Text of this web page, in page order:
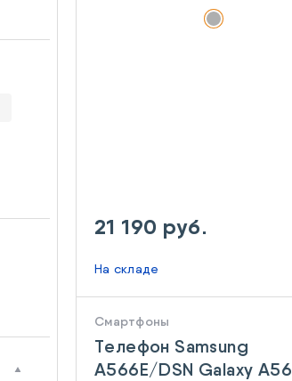
21 190 руб.
На складе
Смартфоны
Телефон Samsung
A566E/DSN Galaxy A56